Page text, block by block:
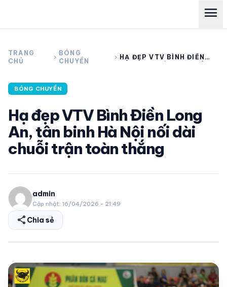
menu
search
CÁC GIẢI NGOẠI HẠNG
THỂ THAO TRONG NƯỚC expand_more
THỂ THAO
LỊCH THI ĐẤU
share mail © 2026 TT24H
TRANG
CHỦ
chevron_right
BÓNG
CHUYỀN
chevron_right HẠ ĐẸP VTV BÌNH ĐIỀN
BÓNG CHUYỀN
Hạ đẹp VTV Bình Điền Long
An, tân binh Hà Nội nối dài
chuỗi trận toàn thắng
admin
Cập nhật: 16/04/2026 - 21:49
share Chia sẻ